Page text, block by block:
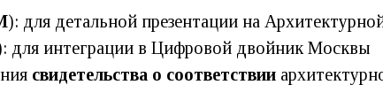
): для детальной презентации на
для интеграции в Цифровой двойник Москвы
свидетельства о соответствии